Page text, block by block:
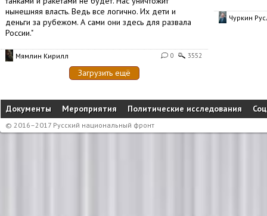
нынешняя власть. Ведь все логично. Их дети и
деньги за рубежом. А сами они здесь для развала
России."
Мямлин Кирилл 0 3552
Загрузить ещё
Чуркин
Документы Мероприятия Политические исследования
© 2016–2017 Русский национальный фронт